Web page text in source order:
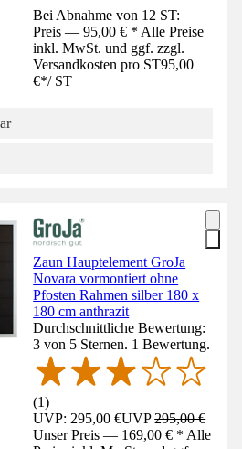
Bei Abnahme von 12 ST:
Preis — 95,00 € * Alle Preise
inkl. MwSt. und ggf. zzgl.
Versandkosten pro ST95,00
€*/ ST
Zaun Hauptelement GroJa
Novara vormontiert ohne
Pfosten Rahmen silber 180 x
180 cm anthrazit
Durchschnittliche Bewertung:
3 von 5 Sternen. 1 Bewertung.
(1)
UVP: 295,00 €UVP295,00 €
Unser Preis — 169,00 € * Alle